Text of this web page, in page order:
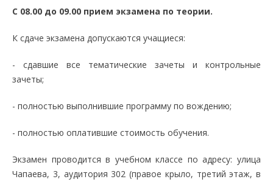
С 08.00 до 09.00 прием экзамена по теории.
К сдаче экзамена допускаются учащиеся:
- сдавшие все тематические зачеты и контрольные
зачеты;
- полностью выполнившие программу по вождению;
- полностью оплатившие стоимость обучения.
Экзамен проводится в учебном классе по адресу: улица
Чапаева, 3, аудитория 302 (правое крыло, третий этаж, в